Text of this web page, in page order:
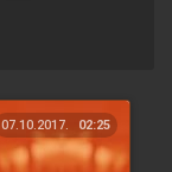
07.10.2017. 02:25